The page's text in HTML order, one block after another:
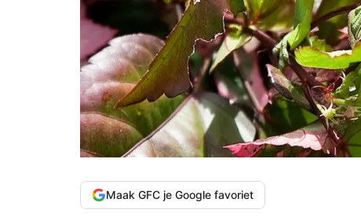
Maak GFC je Google favoriet